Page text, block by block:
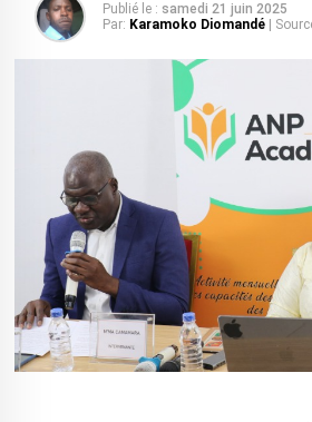
Publié le : samedi 21 juin 2025
Par: Karamoko Diomandé |